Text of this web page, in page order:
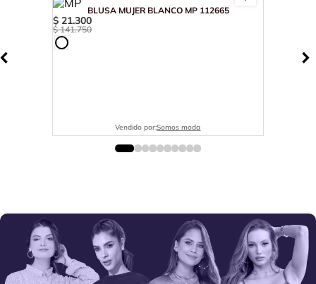
BLUSA MUJER BLANCO MP 112665
$ 21.300
$ 141.750
Vendido por:Somos moda